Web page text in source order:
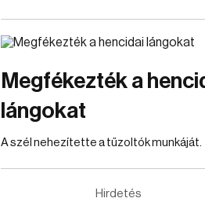
Megfékezték a
lángokat
A szél nehezítette a tűzoltók munkáját.
Hirdetés